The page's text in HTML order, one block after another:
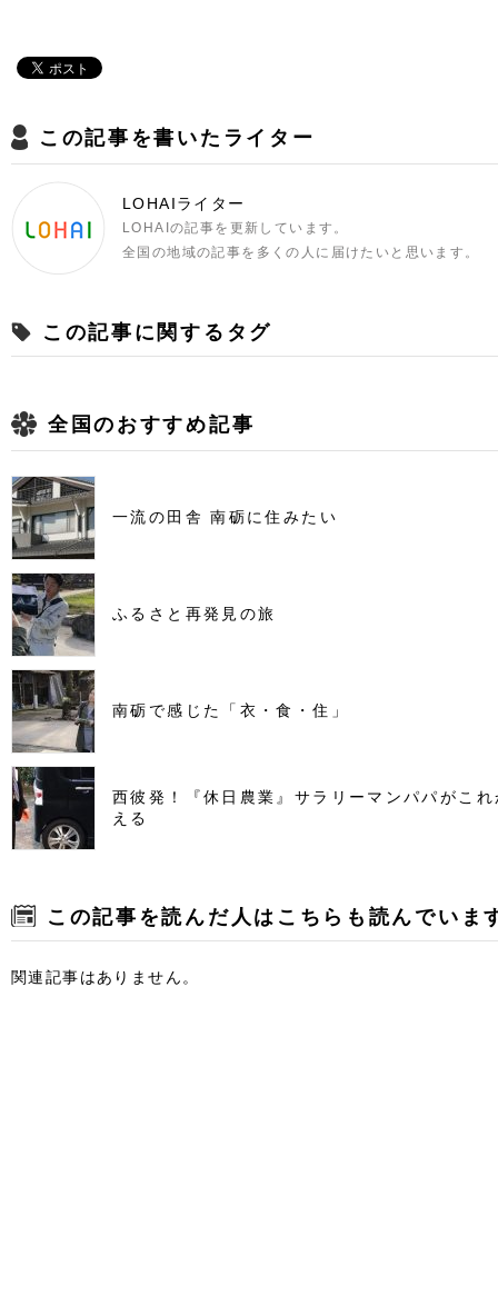
この記事を書いたライター
LOHAIライター
LOHAIの記事を更新しています。
全国の地域の記事を多くの人に届けたいと思います。
この記事に関するタグ
全国のおすすめ記事
一流の田舎 南砺に住みたい
ふるさと再発見の旅
南砺で感じた「衣・食・住」
西彼発！『休日農業』サラリーマンパパがこ
える
この記事を読んだ人はこちらも読んでいま
関連記事はありません。